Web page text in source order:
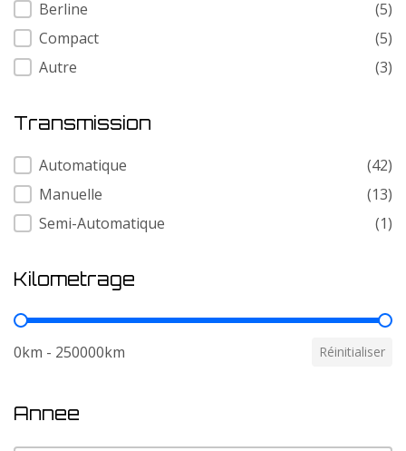
Berline
(5)
Compact
(5)
Autre
(3)
Transmission
Transmission
Automatique
(42)
Manuelle
(13)
Semi-Automatique
(1)
Kilometrage
Kilometrage
0km - 250000km Réinitialiser
Annee